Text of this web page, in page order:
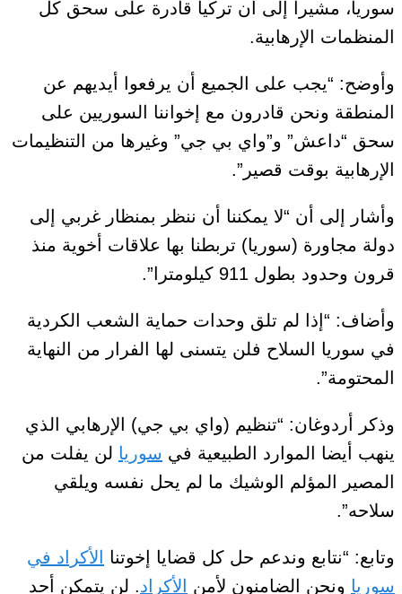
سوريا، مشيرا إلى أن تركيا قادرة على سحق كل
المنظمات الإرهابية.
وأوضح: “يجب على الجميع أن يرفعوا أيديهم عن
المنطقة ونحن قادرون مع إخواننا السوريين على
سحق “داعش” و”واي بي جي” وغيرها من التنظيمات
الإرهابية بوقت قصير”.
وأشار إلى أن “لا يمكننا أن ننظر بمنظار غربي إلى
دولة مجاورة (سوريا) تربطنا بها علاقات أخوية منذ
قرون وحدود بطول 911 كيلومترا”.
وأضاف: “إذا لم تلق وحدات حماية الشعب الكردية
في سوريا السلاح فلن يتسنى لها الفرار من النهاية
المحتومة”.
وذكر أردوغان: “تنظيم (واي بي جي) الإرهابي الذي
ينهب أيضا الموارد الطبيعية في سوريا لن يفلت من
المصير المؤلم الوشيك ما لم يحل نفسه ويلقي
سلاحه”.
وتابع: “نتابع وندعم حل كل قضايا إخوتنا
الأكراد في
سوريا ونحن الضامنون لأمن الأكراد. لن يتمكن أحد